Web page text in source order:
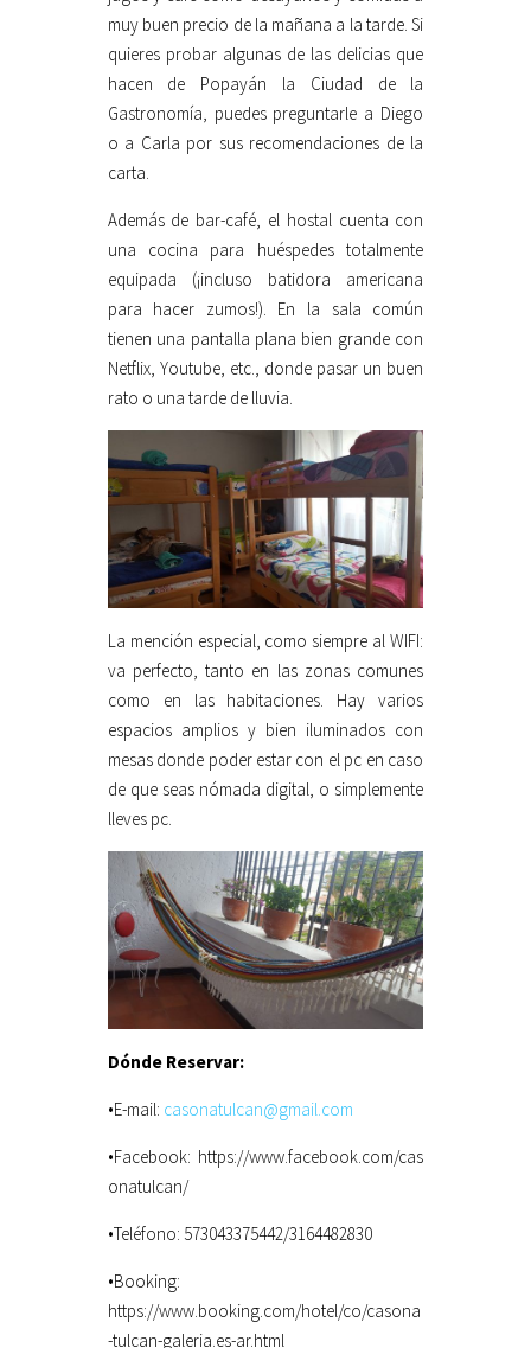
muy buen precio de la mañana a la tarde. Si
quieres probar algunas de las delicias que
hacen de Popayán la Ciudad de la
Gastronomía, puedes preguntarle a Diego
o a Carla por sus recomendaciones de la
carta.
Además de bar-café, el hostal cuenta con
una cocina para huéspedes totalmente
equipada (¡incluso batidora americana
para hacer zumos!). En la sala común
tienen una pantalla plana bien grande con
Netflix, Youtube, etc., donde pasar un buen
rato o una tarde de lluvia.
La mención especial, como siempre al WIFI:
va perfecto, tanto en las zonas comunes
como en las habitaciones. Hay varios
espacios amplios y bien iluminados con
mesas donde poder estar con el pc en caso
de que seas nómada digital, o simplemente
lleves pc.
Dónde Reservar:
•E-mail: casonatulcan@gmail.com
•Facebook: https://www.facebook.com/cas
onatulcan/
•Teléfono: 573043375442/3164482830
•Booking:
https://www.booking.com/hotel/co/casona
-tulcan-galeria.es-ar.html